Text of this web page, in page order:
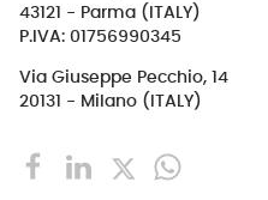
43121 - Parma (ITALY)
P.IVA: 01756990345
Via Giuseppe Pecchio, 14
20131 - Milano (ITALY)